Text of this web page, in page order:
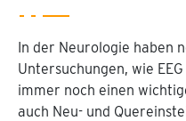
In der Neurologie haben
Untersuchungen, wie
immer noch einen
auch Neu- und